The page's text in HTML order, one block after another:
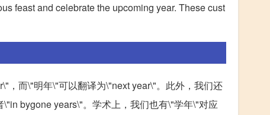
feast and celebrate the upcoming year. These cust
，而\"明年\"可以翻译为\"next year\"。此外，我们还
bygone years\"。学术上，我们也有\"学年\"对应